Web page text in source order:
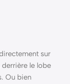
sur
le lobe
Ou bien